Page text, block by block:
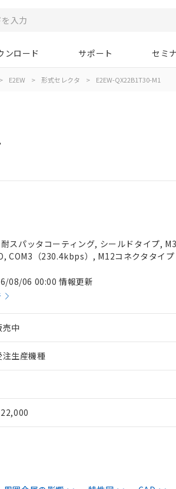
ンロード サポート セミナ
> E2EW > 形式セレクタ > E2EW-QX22B1T30-M1
スパッタコーティング, シールドタイプ,
COM3（230.4kbps）, M12コネクタタイプ
08/06 00:00 情報更新
売中
注生産機種